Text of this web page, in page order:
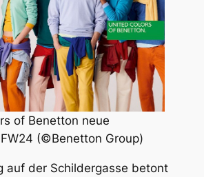
of Benetton neue
(©Benetton Group)
auf der Schildergasse betont